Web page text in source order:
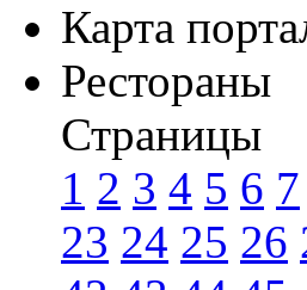
Карта
Рестораны
Страницы
1 2 3 4 5 6 7
23 24 25 26